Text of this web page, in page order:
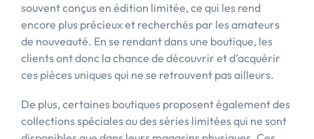
souvent conçus en édition limitée, ce qui les rend
encore plus précieux et recherchés par les amateurs
de nouveauté. En se rendant dans une boutique, les
clients ont donc la chance de découvrir et d’acquérir
ces pièces uniques qui ne se retrouvent pas ailleurs.
De plus, certaines boutiques proposent également des
collections spéciales ou des séries limitées qui ne sont